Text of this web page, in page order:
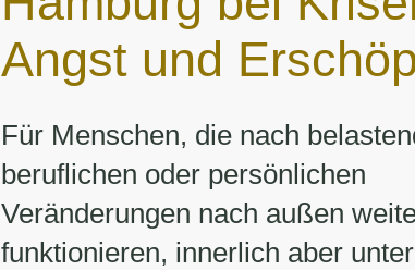
Angst und
Für Menschen, die nach
beruflichen oder persönlichen
Veränderungen nach außen
funktionieren, innerlich aber unter